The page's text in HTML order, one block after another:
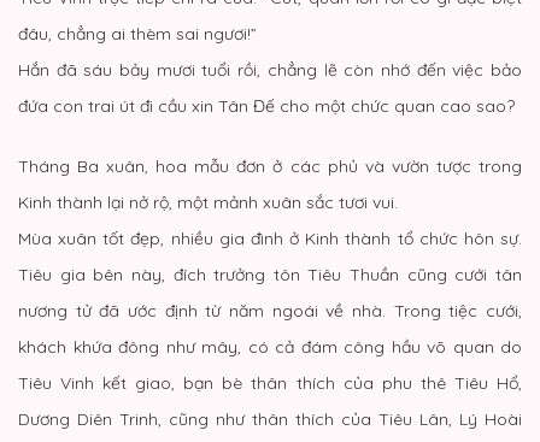
đâu, chẳng ai thèm sai ngươi!”
Hắn đã sáu bảy mươi tuổi rồi, chẳng lẽ còn nhớ đến việc bảo
đứa con trai út đi cầu xin Tân Đế cho một chức quan cao sao?
Tháng Ba xuân, hoa mẫu đơn ở các phủ và vườn tược trong
Kinh thành lại nở rộ, một mảnh xuân sắc tươi vui.
Mùa xuân tốt đẹp, nhiều gia đình ở Kinh thành tổ chức hôn sự.
Tiêu gia bên này, đích trưởng tôn Tiêu Thuần cũng cưới tân
nương tử đã ước định từ năm ngoái về nhà. Trong tiệc cưới,
khách khứa đông như mây, có cả đám công hầu võ quan do
Tiêu Vinh kết giao, bạn bè thân thích của phu thê Tiêu Hổ,
Dương Diên Trinh, cũng như thân thích của Tiêu Lân, Lý Hoài